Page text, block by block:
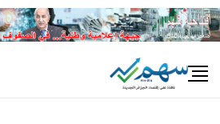
Skip
to